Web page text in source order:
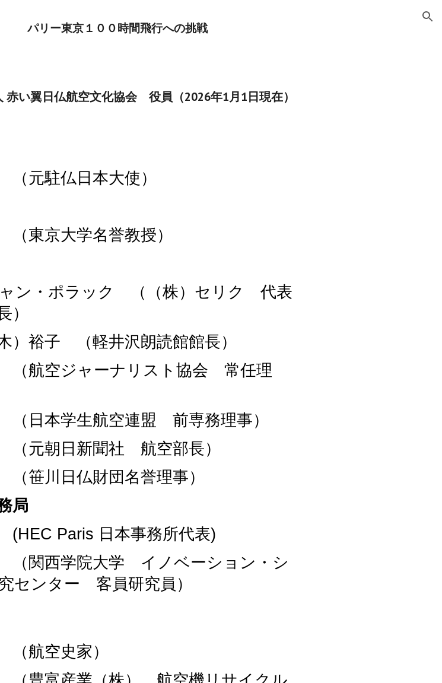
Skip to navigation
パリー東京１００時間飛行への挑戦
赤い翼日仏航空文化協会 役員（2026年1月1日現在）
元駐仏日本大使）
事
（東京大学名誉教授）
ン・ポラック （（株）セリク 代表
）
）裕子 （軽井沢朗読館館長）
（航空ジャーナリスト協会 常任理
日本学生航空連盟 前専務理事）
元朝日新聞社 航空部長）
笹川日仏財団名誉理事）
局
(HEC Paris 日本事務所代表)
（関西学院大学 イノベーション・シ
センター 客員研究員）
航空史家）